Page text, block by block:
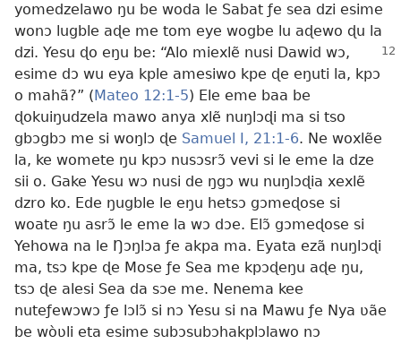
yomedzelawo ŋu be woda le Sabat ƒe sea dzi esime
wonɔ lugble aɖe me tom eye wogbe lu aɖewo ɖu la
dzi. Yesu ɖo eŋu be: “Alo miexlẽ nusi Dawid wɔ,
esime dɔ wu eya kple amesiwo kpe ɖe eŋuti la, kpɔ
o mahã?” (Mateo 12:1-5) Ele eme baa be
ɖokuiŋudzela mawo anya xlẽ nuŋlɔɖi ma si tso
gbɔgbɔ me si woŋlɔ ɖe Samuel I, 21:1-6. Ne woxlẽe
la, ke womete ŋu kpɔ nusɔsrɔ̃ vevi si le eme la dze
sii o. Gake Yesu wɔ nusi de ŋgɔ wu nuŋlɔɖia xexlẽ
dzro ko. Ede ŋugble le eŋu hetsɔ gɔmeɖose si
woate ŋu asrɔ̃ le eme la wɔ dɔe. Elɔ̃ gɔmeɖose si
Yehowa na le Ŋɔŋlɔa ƒe akpa ma. Eyata ezã nuŋlɔɖi
ma, tsɔ kpe ɖe Mose ƒe Sea me kpɔɖeŋu aɖe ŋu,
tsɔ ɖe alesi Sea da sɔe me. Nenema kee
nuteƒewɔwɔ ƒe lɔlɔ̃ si nɔ Yesu si na Mawu ƒe Nya ʋãe
be wòʋli eta esime subɔsubɔhakplɔlawo nɔ